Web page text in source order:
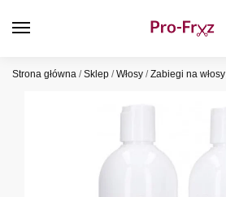
Strona główna /Sklep /Włosy /Zabiegi na włosy